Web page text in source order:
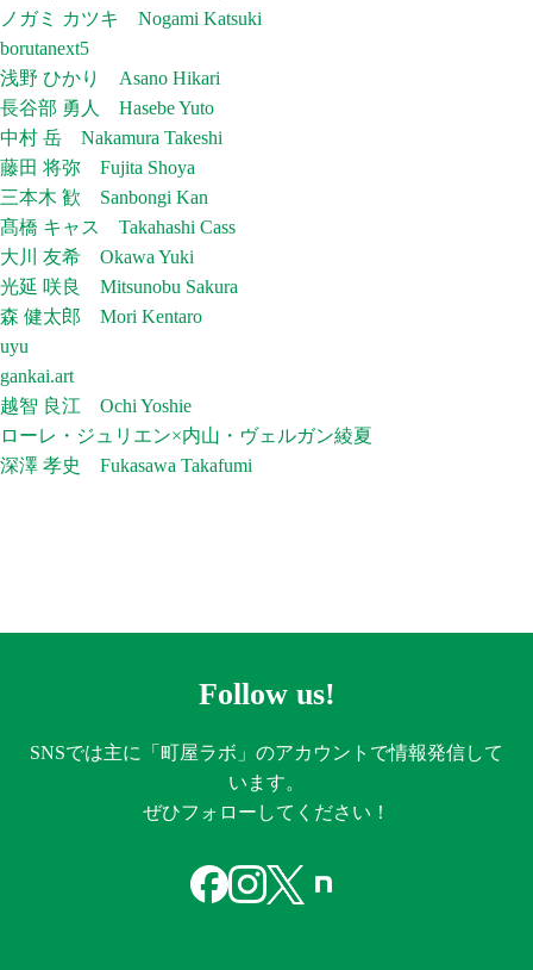
ノガミ カツキ Nogami Katsuki
borutanext5
浅野 ひかり Asano Hikari
長谷部 勇人 Hasebe Yuto
中村 岳 Nakamura Takeshi
藤田 将弥 Fujita Shoya
三本木 歓 Sanbongi Kan
髙橋 キャス Takahashi Cass
大川 友希 Okawa Yuki
光延 咲良 Mitsunobu Sakura
森 健太郎 Mori Kentaro
uyu
gankai.art
越智 良江 Ochi Yoshie
ローレ・ジュリエン×内山・ヴェルガン綾夏
深澤 孝史 Fukasawa Takafumi
Follow us!
SNSでは主に「町屋ラボ」のアカウントで情報発信して
います。
ぜひフォローしてください！